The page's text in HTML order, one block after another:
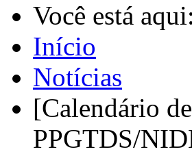
Você está aqui:
Início
Notícias
[Calendário
PPGTDS/